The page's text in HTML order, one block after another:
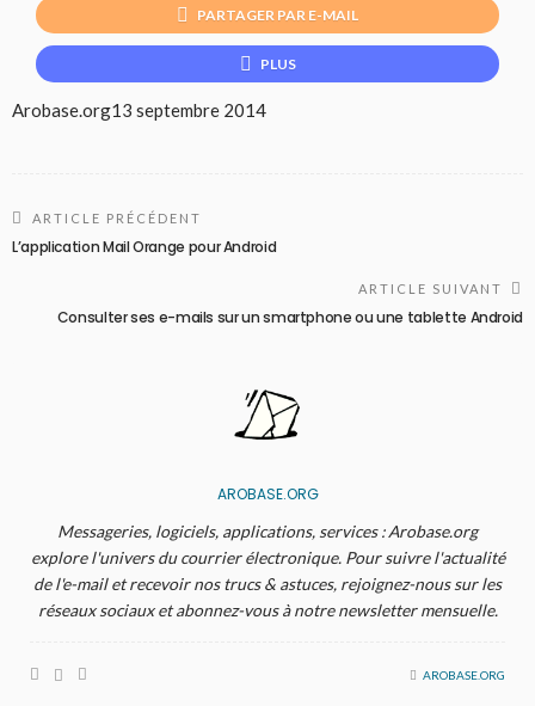
PARTAGER PAR E-MAIL
PLUS
Arobase.org13 septembre 2014
ARTICLE PRÉCÉDENT
L’application Mail Orange pour Android
ARTICLE SUIVANT
Consulter ses e-mails sur un smartphone ou une tablette Android
AROBASE.ORG
Messageries, logiciels, applications, services : Arobase.org
explore l'univers du courrier électronique. Pour suivre l'actualité
de l'e-mail et recevoir nos trucs & astuces, rejoignez-nous sur les
réseaux sociaux et abonnez-vous à notre newsletter mensuelle.
AROBASE.ORG